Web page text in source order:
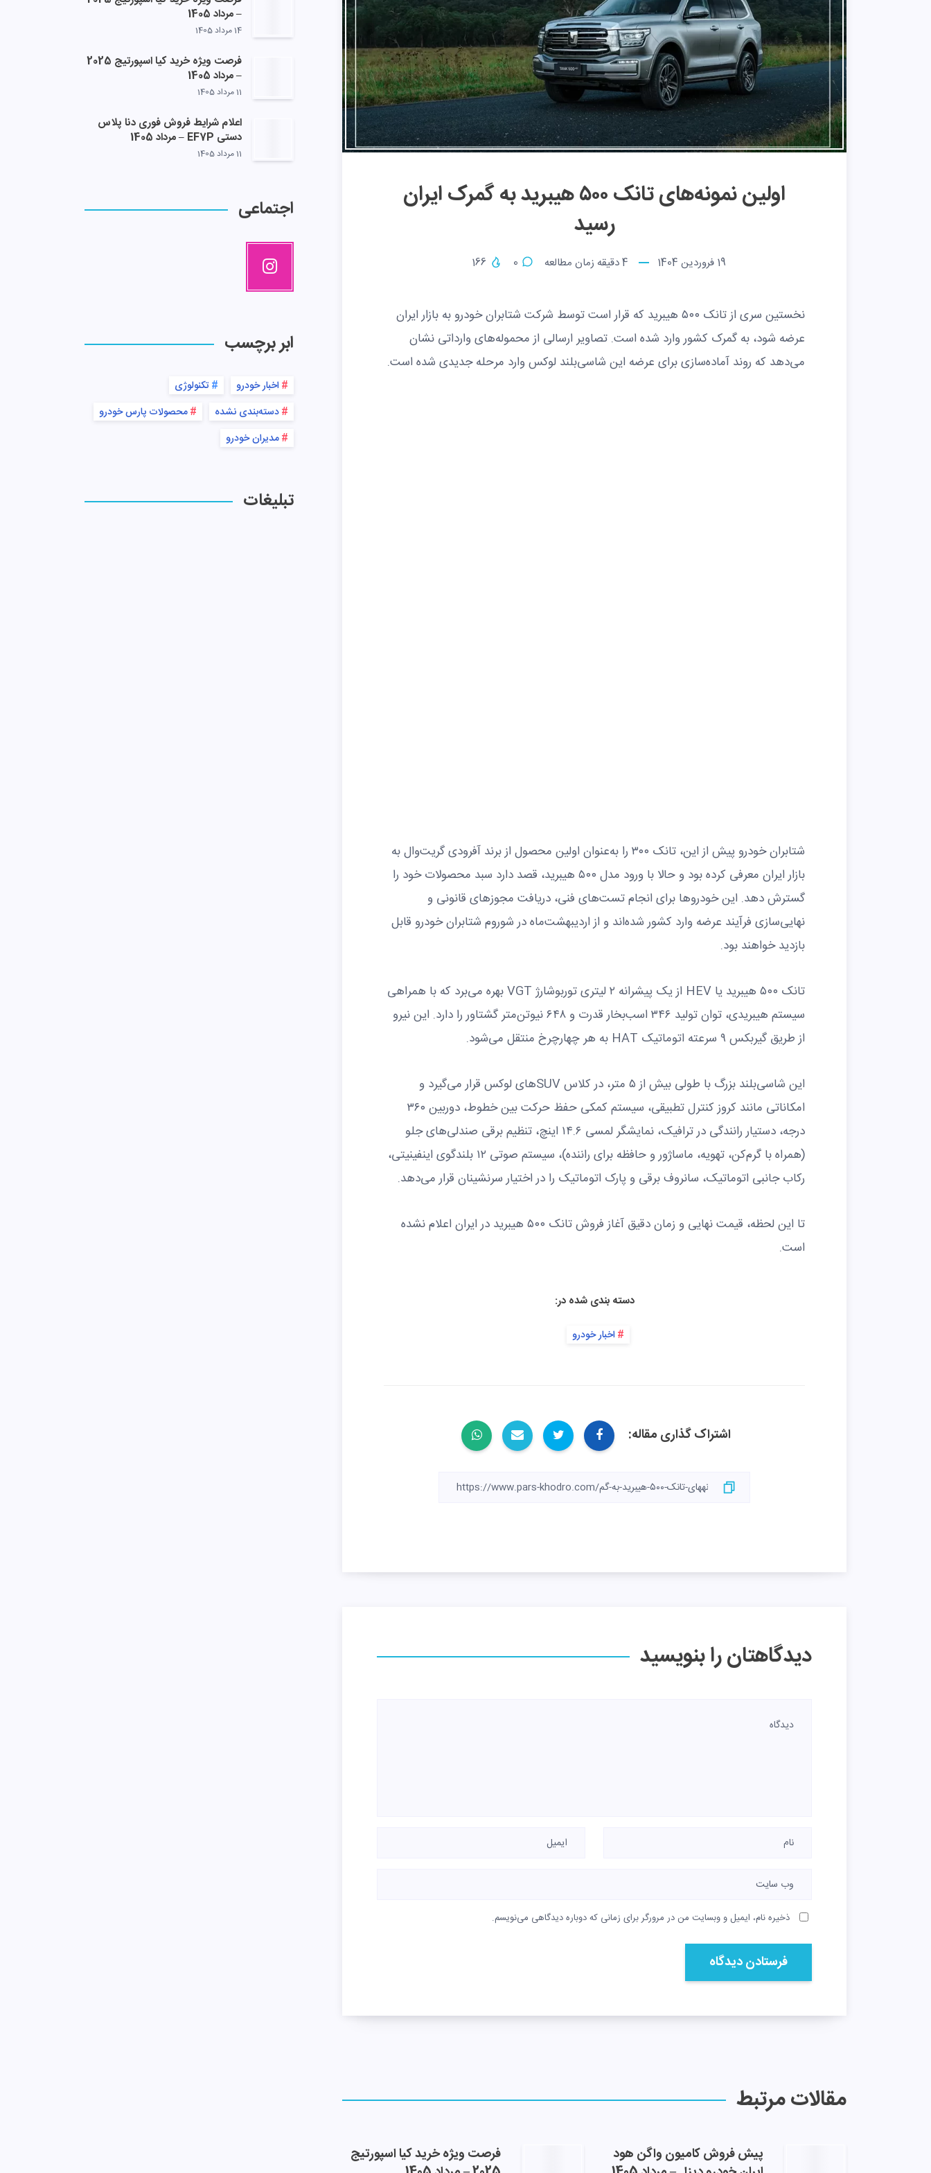
اولین نمونه‌های تانک ۵۰۰ هیبرید به گمرک ایران
رسید
19 فروردین 1404 4دقیقه زمان مطالعه 0
نخستین سری از تانک ۵۰۰ هیبرید که قرار است توسط شرکت شتابران خودرو به بازار ایران
عرضه شود، به گمرک کشور وارد شده است. تصاویر ارسالی از محموله‌های وارداتی نشان
می‌دهد که روند آماده‌سازی برای عرضه این شاسی‌بلند لوکس وارد مرحله جدیدی شده است.
شتابران خودرو پیش از این، تانک ۳۰۰ را به‌عنوان اولین محصول از برند آفرودی گریت‌وال به
بازار ایران معرفی کرده بود و حالا با ورود مدل ۵۰۰ هیبرید، قصد دارد سبد محصولات خود را
گسترش دهد. این خودروها برای انجام تست‌های فنی، دریافت مجوزهای قانونی و
نهایی‌سازی فرآیند عرضه وارد کشور شده‌اند و از اردیبهشت‌ماه در شوروم شتابران خودرو قابل
بازدید خواهند بود.
تانک ۵۰۰ هیبرید یا HEV از یک پیشرانه ۲ لیتری توربوشارژ VGT بهره می‌برد که با همراهی
سیستم هیبریدی، توان تولید ۳۴۶ اسب‌بخار قدرت و ۶۴۸ نیوتن‌متر گشتاور را دارد. این نیرو
از طریق گیربکس ۹ سرعته اتوماتیک HAT به هر چهارچرخ منتقل می‌شود.
این شاسی‌بلند بزرگ با طولی بیش از ۵ متر، در کلاس SUVهای لوکس قرار می‌گیرد و
امکاناتی مانند کروز کنترل تطبیقی، سیستم کمکی حفظ حرکت بین خطوط، دوربین ۳۶۰
درجه، دستیار رانندگی در ترافیک، نمایشگر لمسی ۱۴.۶ اینچ، تنظیم برقی صندلی‌های جلو
(همراه با گرم‌کن، تهویه، ماساژور و حافظه برای راننده)، سیستم صوتی ۱۲ بلندگوی اینفینیتی،
رکاب جانبی اتوماتیک، سانروف برقی و پارک اتوماتیک را در اختیار سرنشینان قرار می‌دهد.
تا این لحظه، قیمت نهایی و زمان دقیق آغاز فروش تانک ۵۰۰ هیبرید در ایران اعلام نشده
است.
دسته بندی شده در:
اخبار خودرو
اشتراک گذاری مقاله:
دیدگاهتان را بنویسید
ذخیره نام، ایمیل و وبسایت من در مرورگر برای زمانی که دوباره دیدگاهی می‌نویسم.
مقالات مرتبط
پیش فروش کامیون واگن هود
فرصت ویژه خرید کیا اسپورتیج
– مرداد 1405
14 مرداد 1405
فرصت ویژه خرید کیا اسپورتیج 2025
– مرداد 1405
11 مرداد 1405
اعلام شرایط فروش فوری دنا پلاس
دستی EF7P – مرداد 1405
11 مرداد 1405
اجتماعی
ابر برچسب
اخبار خودرو
تکنولوژی
دسته‌بندی نشده
محصولات پارس خودرو
مدیران خودرو
تبلیغات